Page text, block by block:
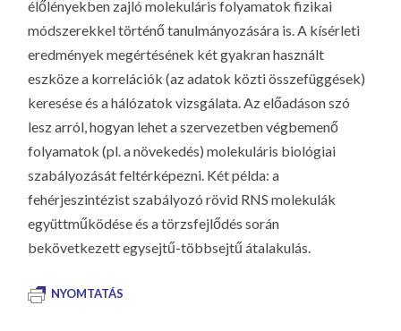
élőlényekben zajló molekuláris folyamatok fizikai
módszerekkel történő tanulmányozására is. A kísérleti
eredmények megértésének két gyakran használt
eszköze a korrelációk (az adatok közti összefüggések)
keresése és a hálózatok vizsgálata. Az előadáson szó
lesz arról, hogyan lehet a szervezetben végbemenő
folyamatok (pl. a növekedés) molekuláris biológiai
szabályozását feltérképezni. Két példa: a
fehérjeszintézist szabályozó rövid RNS molekulák
együttműködése és a törzsfejlődés során
bekövetkezett egysejtű-többsejtű átalakulás.
NYOMTATÁS